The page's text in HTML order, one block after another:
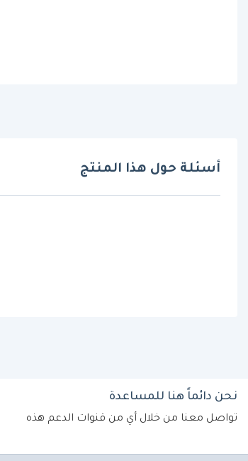
أسئلة حول هذا المنتج
نحن دائماً هنا للمساعدة
تواصل معنا من خلال أي من قنوات الدعم هذه